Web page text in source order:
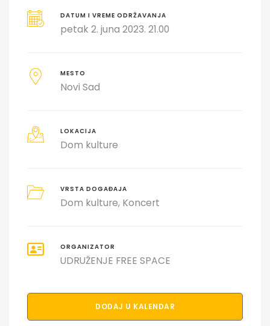
DATUM I VREME ODRŽAVANJA
petak 2. juna 2023. 21.00
MESTO
Novi Sad
LOKACIJA
Dom kulture
VRSTA DOGAĐAJA
Dom kulture Koncert
ORGANIZATOR
UDRUŽENJE FREE SPACE
DODAJ U KALENDAR